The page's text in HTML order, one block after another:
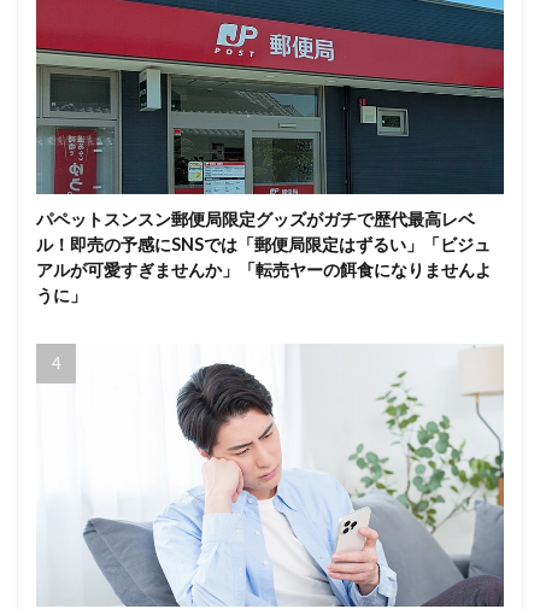
パペットスンスン郵便局限定グッズがガチで歴代最高レベ
ル！即売の予感にSNSでは「郵便局限定はずるい」「ビジュ
アルが可愛すぎませんか」「転売ヤーの餌食になりませんよ
うに」